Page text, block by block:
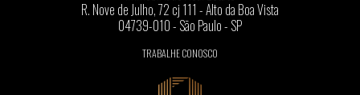
R. Nove de Julho, 72 cj 111 - Alto da Boa Vista
04739-010 - São Paulo - SP
TRABALHE CONOSCO